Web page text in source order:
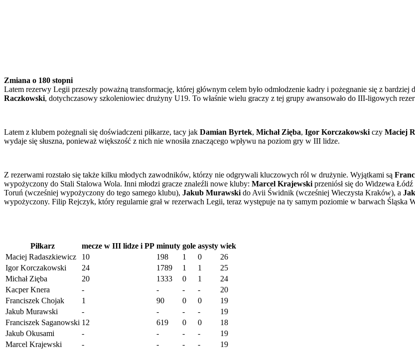
Zmiana o 180 stopni
Latem rezerwy Legii przeszły poważną transformację, której głównym celem było odmłodzenie kadry i pożegnanie się z
Raczkowski, dotychczasowy szkoleniowiec drużyny U19. To właśnie wielu graczy z tej grupy awansowało do III-ligowych
Latem z klubem pożegnali się doświadczeni piłkarze, tacy jak Damian Byrtek, Michał Zięba, Igor Korczakowski czy Maciej
wydaje się słuszna, ponieważ większość z nich nie wnosiła znaczącego wpływu na poziom gry w III lidze.
Z rezerwami rozstało się także kilku młodych zawodników, którzy nie odgrywali kluczowych ról w drużynie. Wyjątkami są
wypożyczony do Stali Stalowa Wola. Inni młodzi gracze znaleźli nowe kluby: Marcel Krajewski przeniósł się do Widzewa
Toruń (wcześniej wypożyczony do tego samego klubu), Jakub Murawski do Avii Świdnik (wcześniej Wieczysta Kraków), a
wypożyczony. Filip Rejczyk, który regularnie grał w rezerwach Legii, teraz występuje na ty samym poziomie w barwach Śląska
Piłkarz mecze w III lidze i PP minuty gole asysty wiek
Maciej Radaszkiewicz
10 198 1 0
26
Igor Korczakowski
24 1789 1 1
25
Michał Zięba
20 1333 0 1
24
Kacper Knera
- - - -
20
Franciszek Chojak
1 90 0 0
19
Jakub Murawski
- - - -
19
Franciszek Saganowski 12 619 0 0
18
Jakub Okusami
- - - -
19
Marcel Krajewski
- - - -
19